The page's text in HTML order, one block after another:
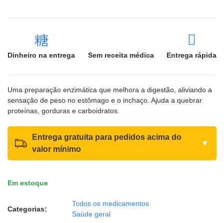
Dinheiro na entrega Sem receita médica Entrega rápida
Uma preparação enzimática que melhora a digestão, aliviando a
sensação de peso no estômago e o inchaço. Ajuda a quebrar
proteínas, gorduras e carboidratos.
Entrega gratuita para pedidos acima do
valor mínimo
▼
Em estoque
Categorias:
Todos os medicamentos
Saúde geral